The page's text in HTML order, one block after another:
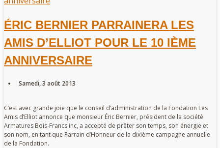
ÉRIC BERNIER PARRAINERA LES
AMIS D’ELLIOT POUR LE 10 IÈME
ANNIVERSAIRE
Samedi, 3 août 2013
C’est avec grande joie que le conseil d’administration de la Fondation Les
Amis d’Elliot annonce que monsieur Éric Bernier, président de la société
Armatures Bois-Francs inc, a accepté de prêter son temps, son énergie et
son nom, en tant que Parrain d’Honneur de la dixième campagne annuelle
de la Fondation.